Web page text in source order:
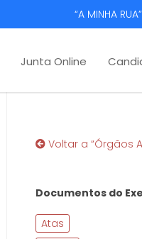
“A MINHA RUA”
Junta Online
Voltar a “Órgãos
Documentos do
Atas